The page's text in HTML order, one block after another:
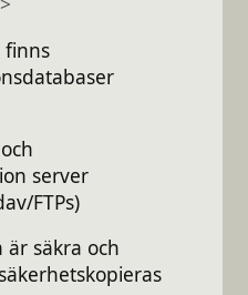
server
FTPs)
säkra och